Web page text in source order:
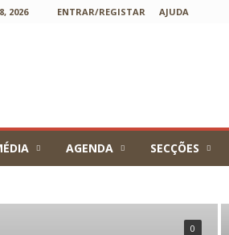
2026 ENTRAR/REGISTAR
AJUDA
AGENDA SECÇÕES
0